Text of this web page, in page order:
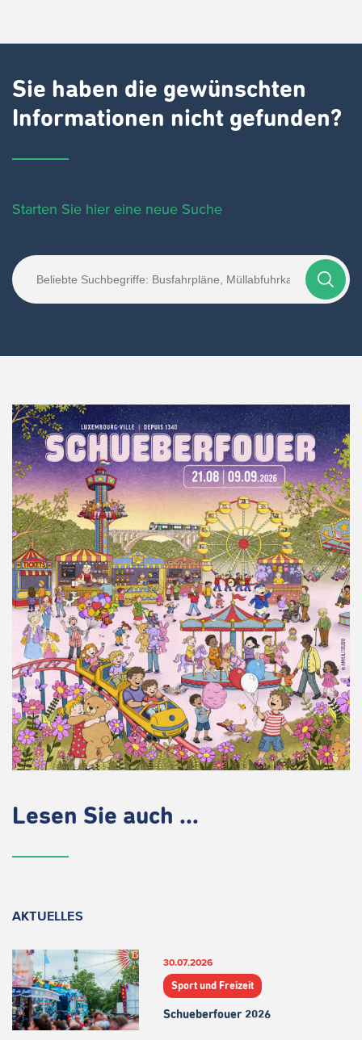
Sie haben die gewünschten
Informationen nicht gefunden?
Starten Sie hier eine neue Suche
Lesen Sie auch ...
AKTUELLES
30.07.2026
Sport und Freizeit
Schueberfouer 2026